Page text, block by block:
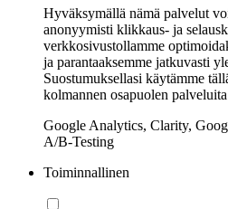
Hyväksymällä nämä palvelut
anonyymisti klikkaus- ja
verkkosivustollamme
ja parantaaksemme jatkuvasti
Suostumuksellasi käytämme
kolmannen osapuolen
Google Analytics, Clarity,
A/B-Testing
Toiminnallinen